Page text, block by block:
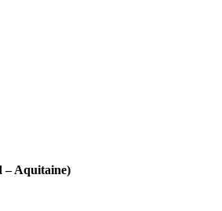
– Aquitaine)